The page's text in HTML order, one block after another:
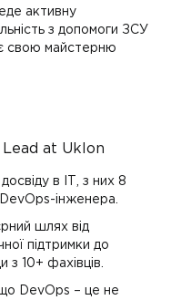
активну
з допомоги ЗСУ
свою майстерню
Lead at Uklon
в ІТ, з них 8
інженера.
шлях від
підтримки до
з 10+ фахівців.
DevOps – це не